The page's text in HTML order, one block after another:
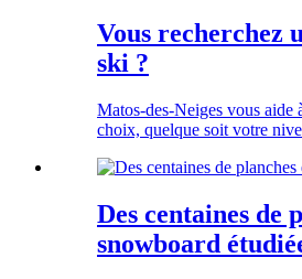
Vous recherchez
ski ?
Matos-des-Neiges vous aide
choix, quelque soit votre
Des centaines de
snowboard